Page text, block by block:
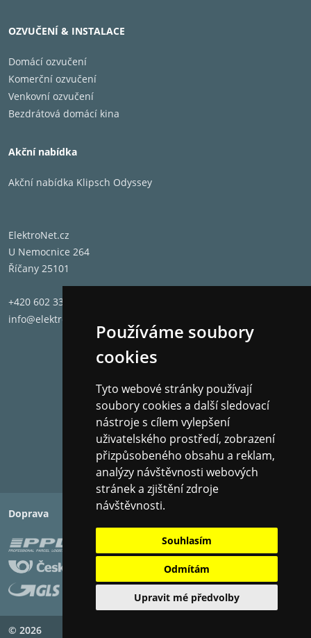
Používáme soubory
cookies
Tyto webové stránky používají
soubory cookies a další sledovací
nástroje s cílem vylepšení
uživatelského prostředí, zobrazení
přizpůsobeného obsahu a reklam,
analýzy návštěvnosti webových
stránek a zjištění zdroje
návštěvnosti.
Souhlasím
Odmítám
Upravit mé předvolby
OZVUČENÍ & INSTALACE
Domácí ozvučení
Komerční ozvučení
Venkovní ozvučení
Bezdrátová domácí kina
Akční nabídka
Akční nabídka Klipsch Odyssey
ElektroNet.cz
U Nemocnice 264
Říčany 25101
+420 602 331 662
info@elektronet.cz
Doprava Platba
© 2026